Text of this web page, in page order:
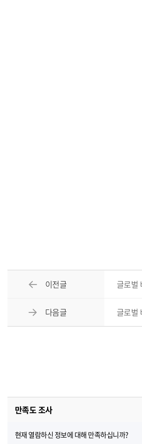
이전글 글로벌
다음글 글로벌
만족도 조사
현재 열람하신 정보에 대해 만족하십니까?